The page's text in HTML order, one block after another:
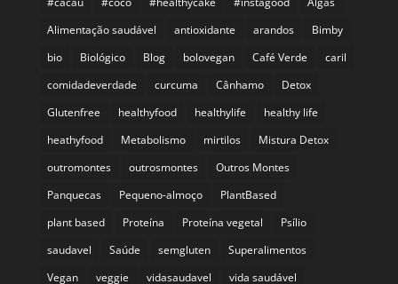
Alimentação saudável
antioxidante arandos
Bimby
bio
Biológico Blog bolovegan Café Verde
caril
comidadeverdade
curcuma Cânhamo
Detox
Glutenfree
healthyfood healthylife
healthy life
heathyfood
Metabolismo mirtilos
Mistura Detox
outromontes
outrosmontes
Outros Montes
Panquecas
Pequeno-almoço
PlantBased
plant based
Proteína Proteína vegetal
Psílio
saudavel
Saúde semgluten
Superalimentos
Vegan
veggie vidasaudavel vida saudável